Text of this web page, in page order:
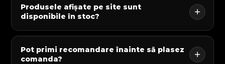
Produsele afișate pe site sunt
disponibile în stoc?
Pot primi recomandare înainte să plasez
comanda?